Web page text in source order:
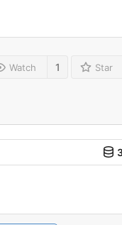
Watch 1 Star